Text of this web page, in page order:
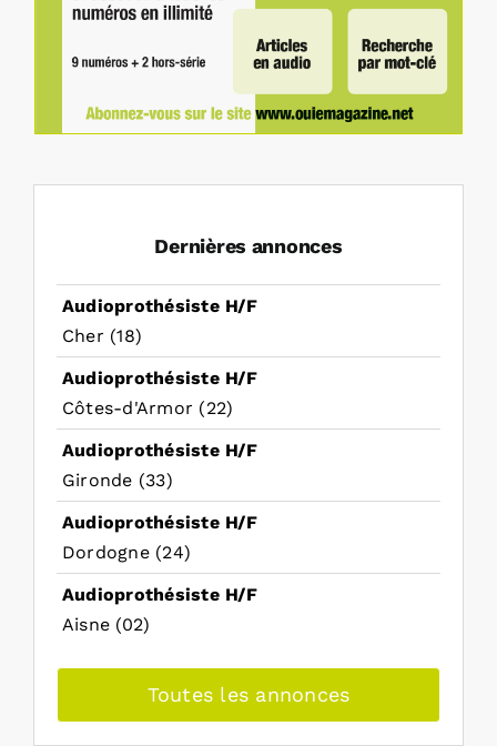
Dernières annonces
Audioprothésiste H/F
Cher (18)
Audioprothésiste H/F
Côtes-d'Armor (22)
Audioprothésiste H/F
Gironde (33)
Audioprothésiste H/F
Dordogne (24)
Audioprothésiste H/F
Aisne (02)
Toutes les annonces